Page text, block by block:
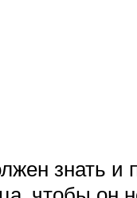
знать